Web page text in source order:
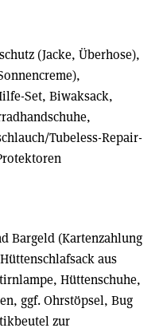
(Jacke, Überhose),
Set, Biwaksack,
Tubeless-Repair-
Bargeld (Kartenzahlung
aus
Hüttenschuhe,
ggf. Ohrstöpsel, Bug
zur